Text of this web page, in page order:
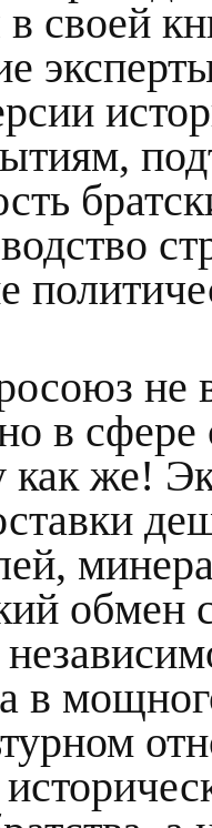
своей
не
в
же!
обмен
в